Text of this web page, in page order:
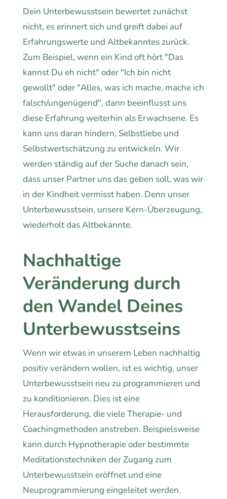
Dein Unterbewusstsein bewertet zunächst
nicht, es erinnert sich und greift dabei auf
Erfahrungswerte und Altbekanntes zurück.
Zum Beispiel, wenn ein Kind oft hört "Das
kannst Du eh nicht" oder "Ich bin nicht
gewollt" oder "Alles, was ich mache, mache ich
falsch/ungenügend", dann beeinflusst uns
diese Erfahrung weiterhin als Erwachsene. Es
kann uns daran hindern, Selbstliebe und
Selbstwertschätzung zu entwickeln. Wir
werden ständig auf der Suche danach sein,
dass unser Partner uns das geben soll, was wir
in der Kindheit vermisst haben. Denn unser
Unterbewusstsein, unsere Kern-Überzeugung,
wiederholt das Altbekannte.
Nachhaltige
Veränderung durch
den Wandel Deines
Unterbewusstseins
Wenn wir etwas in unserem Leben nachhaltig
positiv verändern wollen, ist es wichtig, unser
Unterbewusstsein neu zu programmieren und
zu konditionieren. Dies ist eine
Herausforderung, die viele Therapie- und
Coachingmethoden anstreben. Beispielsweise
kann durch Hypnotherapie oder bestimmte
Meditationstechniken der Zugang zum
Unterbewusstsein eröffnet und eine
Neuprogrammierung eingeleitet werden.